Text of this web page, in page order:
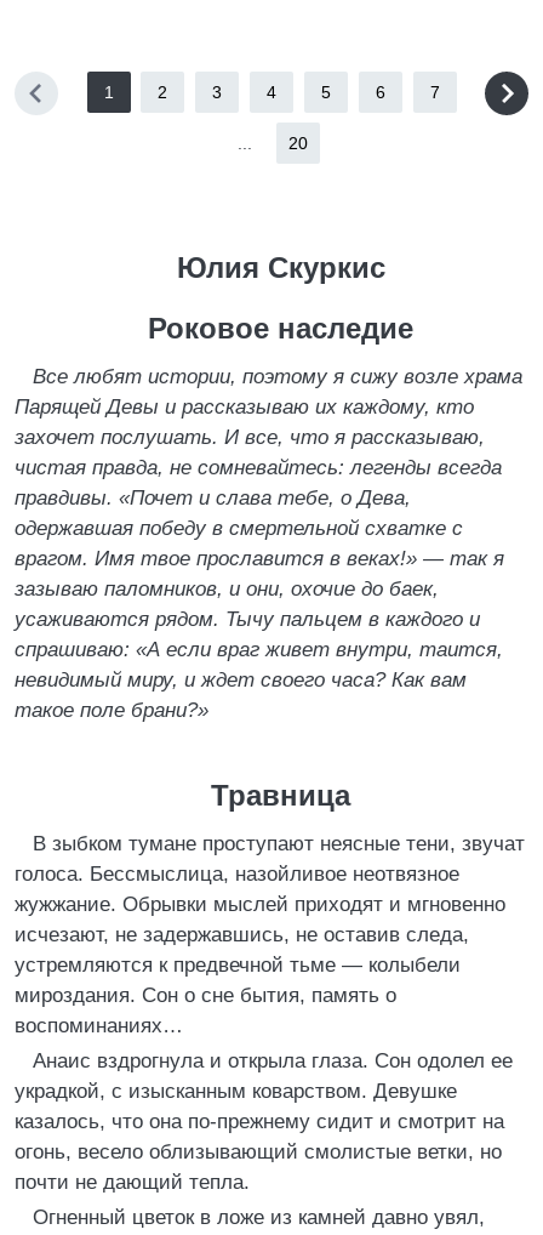
1 2 3 4 5 6 7
20
Юлия Скуркис
Роковое наследие
Все любят истории, поэтому я сижу возле храма
Парящей Девы и рассказываю их каждому, кто
захочет послушать. И все, что я рассказываю,
чистая правда, не сомневайтесь: легенды всегда
правдивы. «Почет и слава тебе, о Дева,
одержавшая победу в смертельной схватке с
врагом. Имя твое прославится в веках!» — так я
зазываю паломников, и они, охочие до баек,
усаживаются рядом. Тычу пальцем в каждого и
спрашиваю: «А если враг живет внутри, таится,
невидимый миру, и ждет своего часа? Как вам
такое поле брани?»
Травница
В зыбком тумане проступают неясные тени, звучат
голоса. Бессмыслица, назойливое неотвязное
жужжание. Обрывки мыслей приходят и мгновенно
исчезают, не задержавшись, не оставив следа,
устремляются к предвечной тьме — колыбели
мироздания. Сон о сне бытия, память о
воспоминаниях…
Анаис вздрогнула и открыла глаза. Сон одолел ее
украдкой, с изысканным коварством. Девушке
казалось, что она по-прежнему сидит и смотрит на
огонь, весело облизывающий смолистые ветки, но
почти не дающий тепла.
Огненный цветок в ложе из камней давно увял,